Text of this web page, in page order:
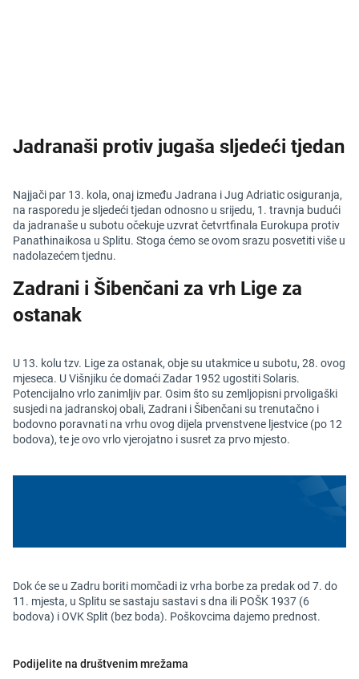
Jadranaši protiv jugaša sljedeći tjedan
Najjači par 13. kola, onaj između Jadrana i Jug Adriatic osiguranja,
na rasporedu je sljedeći tjedan odnosno u srijedu, 1. travnja budući
da jadranaše u subotu očekuje uzvrat četvrtfinala Eurokupa protiv
Panathinaikosa u Splitu. Stoga ćemo se ovom srazu posvetiti više u
nadolazećem tjednu.
Zadrani i Šibenčani za vrh Lige za
ostanak
U 13. kolu tzv. Lige za ostanak, obje su utakmice u subotu, 28. ovog
mjeseca. U Višnjiku će domaći Zadar 1952 ugostiti Solaris.
Potencijalno vrlo zanimljiv par. Osim što su zemljopisni prvoligaški
susjedi na jadranskoj obali, Zadrani i Šibenčani su trenutačno i
bodovno poravnati na vrhu ovog dijela prvenstvene ljestvice (po 12
bodova), te je ovo vrlo vjerojatno i susret za prvo mjesto.
Dok će se u Zadru boriti momčadi iz vrha borbe za predak od 7. do
11. mjesta, u Splitu se sastaju sastavi s dna ili POŠK 1937 (6
bodova) i OVK Split (bez boda). Poškovcima dajemo prednost.
Podijelite na društvenim mrežama